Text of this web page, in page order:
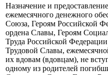
Назначение и
ежемесячного денежного
Союза, Героям Российской
ордена Славы, Героям
Труда Российской
Трудовой Славы,
их вдовам (вдовцам), не
одному из родителей